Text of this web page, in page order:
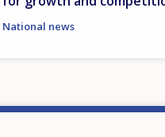
National news